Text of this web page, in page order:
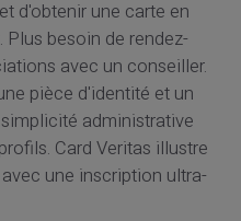
d'obtenir une carte en
besoin de rendez-
avec un conseiller.
pièce d'identité et un
administrative
Card Veritas illustre
une inscription ultra-